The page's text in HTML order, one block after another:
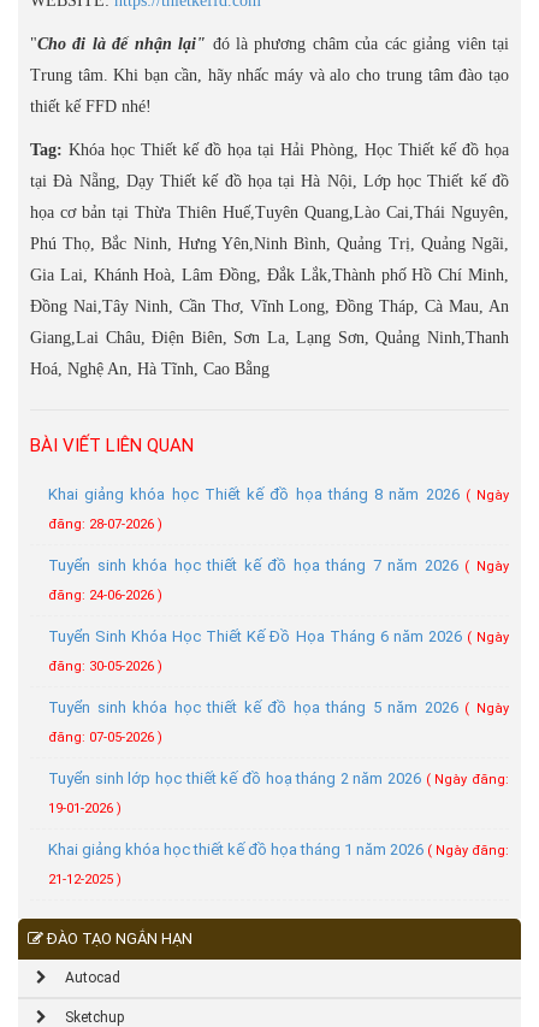
"Cho đi là để nhận lại" đó là phương châm của các giảng viên tại
Trung tâm. Khi bạn cần, hãy nhấc máy và alo cho trung tâm đào tạo
thiết kế FFD nhé!
Tag: Khóa học Thiết kế đồ họa tại Hải Phòng, Học Thiết kế đồ họa
tại Đà Nẵng, Dạy Thiết kế đồ họa tại Hà Nội, Lớp học Thiết kế đồ
họa cơ bản tại Thừa Thiên Huế,Tuyên Quang,Lào Cai,Thái Nguyên,
Phú Thọ, Bắc Ninh, Hưng Yên,Ninh Bình, Quảng Trị, Quảng Ngãi,
Gia Lai, Khánh Hoà, Lâm Đồng, Đắk Lắk,Thành phố Hồ Chí Minh,
Đồng Nai,Tây Ninh, Cần Thơ, Vĩnh Long, Đồng Tháp, Cà Mau, An
Giang,Lai Châu, Điện Biên, Sơn La, Lạng Sơn, Quảng Ninh,Thanh
Hoá, Nghệ An, Hà Tĩnh, Cao Bằng
BÀI VIẾT LIÊN QUAN
Khai giảng khóa học Thiết kế đồ họa tháng 8 năm 2026 ( Ngày
đăng: 28-07-2026 )
Tuyển sinh khóa học thiết kế đồ họa tháng 7 năm 2026 ( Ngày
đăng: 24-06-2026 )
Tuyển Sinh Khóa Học Thiết Kế Đồ Họa Tháng 6 năm 2026 ( Ngày
đăng: 30-05-2026 )
Tuyển sinh khóa học thiết kế đồ họa tháng 5 năm 2026 ( Ngày
đăng: 07-05-2026 )
Tuyển sinh lớp học thiết kế đồ hoạ tháng 2 năm 2026 ( Ngày đăng:
19-01-2026 )
Khai giảng khóa học thiết kế đồ họa tháng 1 năm 2026 ( Ngày đăng:
21-12-2025 )
ĐÀO TẠO NGẮN HẠN
Autocad
Sketchup